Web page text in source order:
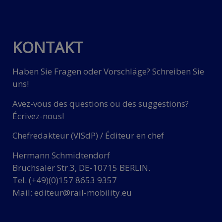
KONTAKT
Haben Sie Fragen oder Vorschläge? Schreiben Sie
uns!
Avez-vous des questions ou des suggestions?
Écrivez-nous!
Chefredakteur (VISdP) / Éditeur en chef
Hermann Schmidtendorf
Bruchsaler Str.3, DE-10715 BERLIN.
Tel. (+49)(0)157 8653 9357
Mail: editeur@rail-mobility.eu